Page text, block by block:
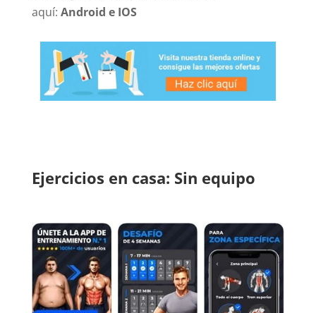
aquí: Android e IOS
Ejercicios en casa: Sin equipo